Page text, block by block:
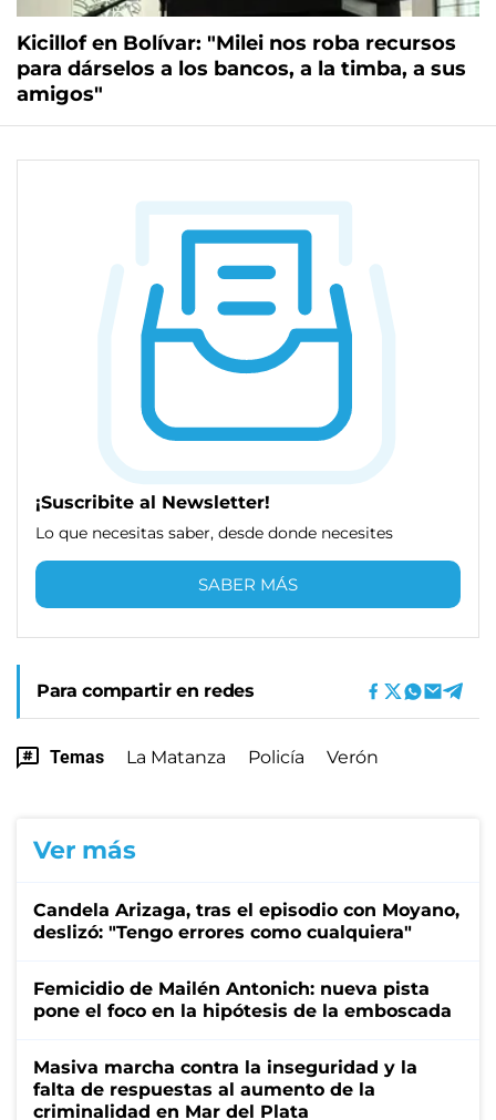
Kicillof en Bolívar: "Milei nos roba recursos
para dárselos a los bancos, a la timba, a sus
amigos"
¡Suscribite al Newsletter!
Lo que necesitas saber, desde donde necesites
SABER MÁS
Para compartir en redes
Temas La Matanza Policía Verón
Ver más
Candela Arizaga, tras el episodio con Moyano,
deslizó: "Tengo errores como cualquiera"
Femicidio de Mailén Antonich: nueva pista
pone el foco en la hipótesis de la emboscada
Masiva marcha contra la inseguridad y la
falta de respuestas al aumento de la
criminalidad en Mar del Plata